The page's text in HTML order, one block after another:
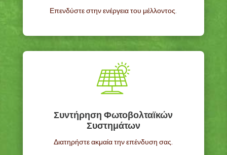
Επενδύστε στην ενέργεια του μέλλοντος
Συντήρηση Φωτοβολταϊκών
Συστημάτων
Διατηρήστε ακμαία την επένδυση σας.